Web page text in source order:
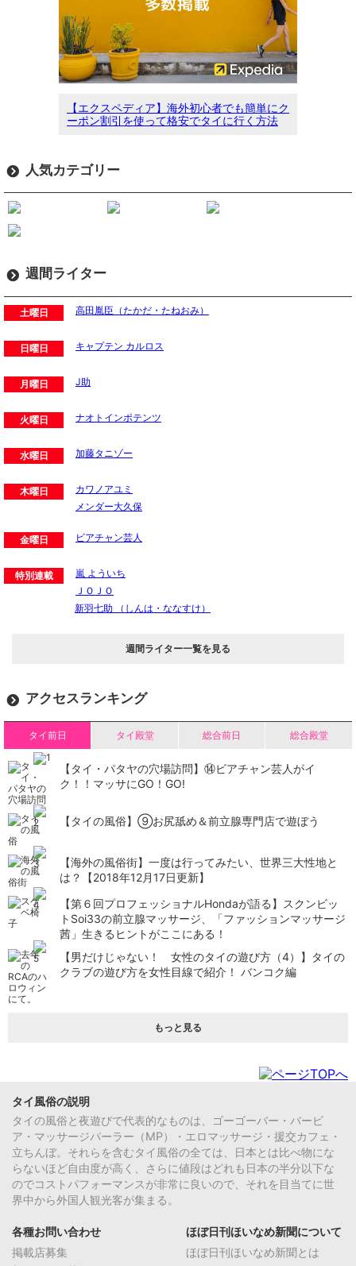
【エクスペディア】海外初心者でも簡単にク
ーポン割引を使って格安でタイに行く方法
人気カテゴリー
週間ライター
土曜日 高田胤臣（たかだ・たねおみ）
日曜日 キャプテン カルロス
月曜日 J助
火曜日 ナオトインポテンツ
水曜日 加藤タニゾー
木曜日
カワノアユミ
メンダー大久保
金曜日 ビアチャン芸人
特別連載
嵐 よういち
ＪＯＪＯ
新羽七助 （しんは・ななすけ）
週間ライター一覧を見る
アクセスランキング
タイ前日 タイ殿堂 総合前日 総合殿堂
【タイ・パタヤの穴場訪問】⑭ビアチャン芸人がイ
ク！！マッサにGO！GO!
【タイの風俗】​⑨お尻舐め＆前立腺専門店で遊ぼう
【海外の風俗街】一度は行ってみたい、世界三大性地と
は？【2018年12月17日更新】
【第６回プロフェッショナルHondaが語る】スクンビッ
トSoi33の前立腺マッサージ、「ファッションマッサージ
茜」生きるヒントがここにある！
【男だけじゃない！ 女性のタイの遊び方（4）】タイの
クラブの遊び方を女性目線で紹介！ バンコク編
もっと見る
タイ風俗の説明
タイの風俗と夜遊びで代表的なものは、ゴーゴーバー・バービ
ア・マッサージパーラー（MP）・エロマッサージ・援交カフェ・
立ちんぼ。それらを含むタイ風俗の全ては、日本とは比べ物にな
らないほど自由度が高く、さらに値段はどれも日本の半分以下な
のでコストパフォーマンスが非常に良いので、それを目当てに世
界中から外国人観光客が集まる。
各種お問い合わせ
掲載店募集
ほぼ日刊ほいなめ新聞について
ほぼ日刊ほいなめ新聞とは